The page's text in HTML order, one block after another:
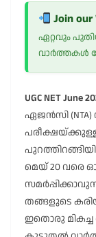
Join our
ഏറ്റവും
വാർത്തകൾ
UGC NET June
ഏജൻസി
മെയ് 20
തങ്ങളുടെ
ഇതൊരു